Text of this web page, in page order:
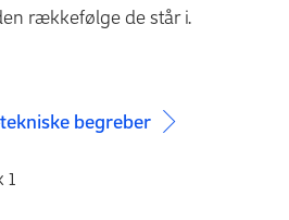
rækkefølge de står i.
begreber